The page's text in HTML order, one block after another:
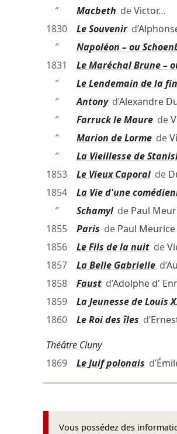
″
Macbeth deVictor…
1830
Le Souvenird’
″
Napoléon – ou
1831
Le Maréchal Brune –
″
Le Lendemain de la
″
Antonyd’Alexandre
″
Farruck le Maurede
″
Marion de Lormede
″
La Vieillesse de
1853
Le Vieux Caporalde
1854
La Vie d'une
″
Schamylde Paul
1855
Paris de Paul Meurice
1856
Le Fils de la nuitde
1857
La Belle Gabrielled’
1858
Faustd’Adolphe d'
1859
La Jeunesse de Louis
1860
Le Roi des îles d’
Théâtre Cluny
1869
Le Juif polonais d’
Vous possédez des